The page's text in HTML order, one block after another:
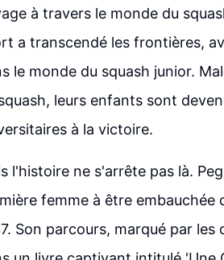
à travers le monde du
a transcendé les frontières,
le monde du squash junior.
leurs enfants sont
à la victoire.
l'histoire ne s'arrête pas là.
femme à être
Son parcours, marqué par